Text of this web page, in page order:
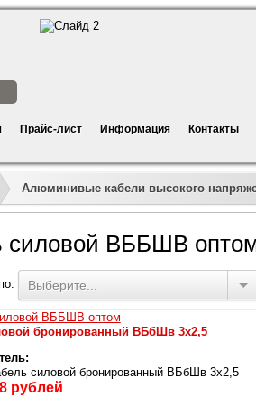
Прайс-лист Информация Контакты
Алюминивые кабели высокого
силовой ВББШВ
Выберите...
бронированный ВБбШв 3х2,5
силовой бронированный ВБбШв 3х2,5
рублей